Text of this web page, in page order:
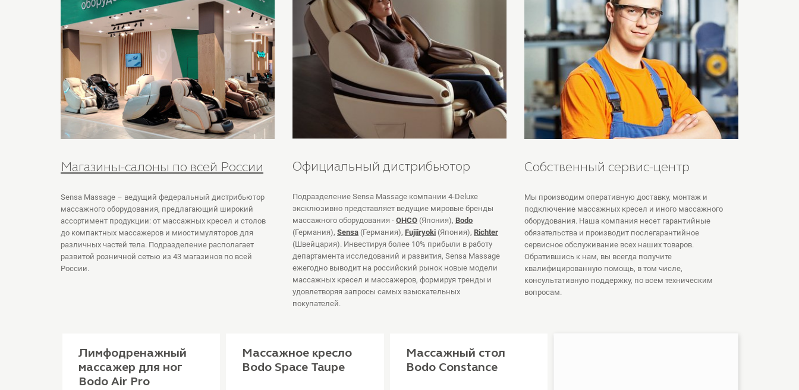
Магазины-салоны по всей России
Sensa Massage – ведущий федеральный дистрибьютор
массажного оборудования, предлагающий широкий
ассортимент продукции: от массажных кресел и столов
до компактных массажеров и миостимуляторов для
различных частей тела. Подразделение располагает
развитой розничной сетью из 43 магазинов по всей
России.
Официальный дистрибьютор
Подразделение Sensa Massage компании 4-Deluxe
эксклюзивно представляет ведущие мировые бренды
массажного оборудования - OHCO (Япония), Bodo
(Германия), Sensa (Германия), Fujiiryoki (Япония), Richter
(Швейцария). Инвестируя более 10% прибыли в работу
департамента исследований и развития, Sensa Massage
ежегодно выводит на российский рынок новые модели
массажных кресел и массажеров, формируя тренды и
удовлетворяя запросы самых взыскательных
покупателей.
Собственный сервис-центр
Мы производим оперативную доставку, монтаж и
подключение массажных кресел и иного массажного
оборудования. Наша компания несет гарантийные
обязательства и производит послегарантийное
сервисное обслуживание всех наших товаров.
Обратившись к нам, вы всегда получите
квалифицированную помощь, в том числе,
консультативную поддержку, по всем техническим
вопросам.
Лимфодренажный
массажер для ног
Bodo Air Pro
Массажное кресло
Bodo Space Taupe
Массажный стол
Bodo Constance